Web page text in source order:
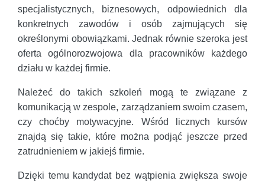
specjalistycznych, biznesowych, odpowiednich dla
konkretnych zawodów i osób zajmujących się
określonymi obowiązkami. Jednak równie szeroka jest
oferta ogólnorozwojowa dla pracowników każdego
działu w każdej firmie.
Należeć do takich szkoleń mogą te związane z
komunikacją w zespole, zarządzaniem swoim czasem,
czy choćby motywacyjne. Wśród licznych kursów
znajdą się takie, które można podjąć jeszcze przed
zatrudnieniem w jakiejś firmie.
Dzięki temu kandydat bez wątpienia zwiększa swoje